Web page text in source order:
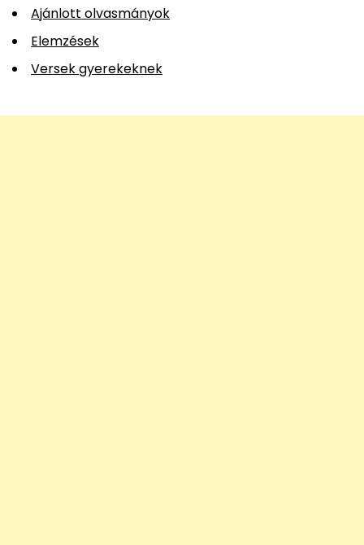
Ajánlott olvasmányok
Elemzések
Versek gyerekeknek